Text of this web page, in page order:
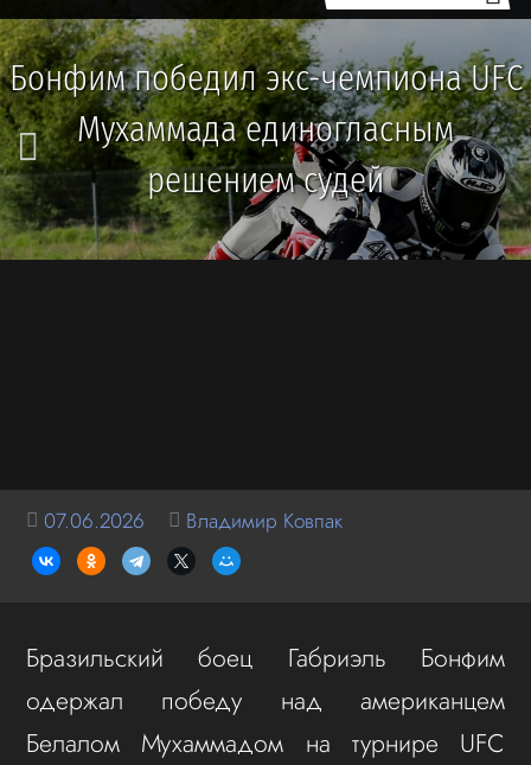
Бонфим победил экс-чемпиона UFC
Мухаммада единогласным
решением судей
07.06.2026 Владимир Ковпак
Бразильский боец Габриэль Бонфим
одержал победу над американцем
Белалом Мухаммадом на турнире UFC